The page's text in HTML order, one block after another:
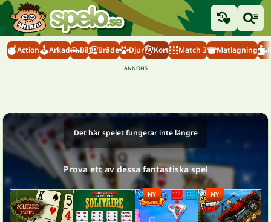
Action Arkad Bil Bräde Djur Kort Match 3 Matlagning
Det här spelet fungerar inte längre
Prova ett av dessa fantastiska spel
NY NY